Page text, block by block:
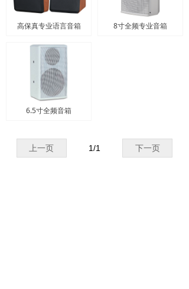
高保真专业语言音箱 8寸全频专业音箱
6.5寸全频音箱
上一页 下一页
1/1